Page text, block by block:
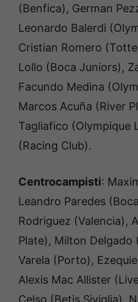
(Benfica), German
Leonardo Balerdi
Cristian Romero
Lollo (Boca Juniors),
Facundo Medina
Marcos Acuña (River
Tagliafico (Olympique
(Racing Club).
Centrocampisti:
Leandro Paredes
Rodriguez (Valencia),
Plate), Milton Delgado
Varela (Porto),
Alexis Mac Allister
Celso (Betis Siviglia),